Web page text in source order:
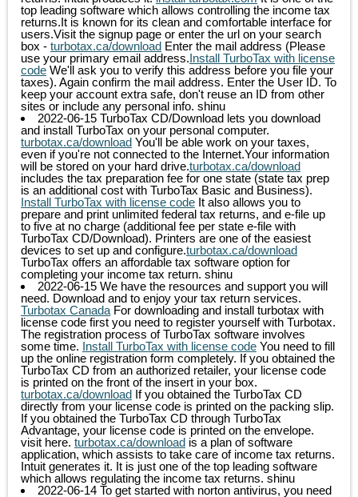
top leading software which allows controlling the income tax
returns.It is known for its clean and comfortable interface for
users.Visit the signup page or enter the url on your search
box - turbotax.ca/download Enter the mail address (Please
use your primary email address.Install TurboTax with license
code We'll ask you to verify this address before you file your
taxes). Again confirm the mail address. Enter the User ID. To
keep your account extra safe, don't reuse an ID from other
sites or include any personal info. shinu
2022-06-15 TurboTax CD/Download lets you download
and install TurboTax on your personal computer.
turbotax.ca/download You'll be able work on your taxes,
even if you're not connected to the Internet.Your information
will be stored on your hard drive.turbotax.ca/download
includes the tax preparation fee for one state (state tax prep
is an additional cost with TurboTax Basic and Business).
Install TurboTax with license code It also allows you to
prepare and print unlimited federal tax returns, and e-file up
to five at no charge (additional fee per state e-file with
TurboTax CD/Download). Printers are one of the easiest
devices to set up and configure.turbotax.ca/download
TurboTax offers an affordable tax software option for
completing your income tax return. shinu
2022-06-15 We have the resources and support you will
need. Download and to enjoy your tax return services.
Turbotax Canada For downloading and install turbotax with
license code first you need to register yourself with Turbotax.
The registration process of TurboTax software involves
some time. Install TurboTax with license code You need to fill
up the online registration form completely. If you obtained the
TurboTax CD from an authorized retailer, your license code
is printed on the front of the insert in your box.
turbotax.ca/download If you obtained the TurboTax CD
directly from your license code is printed on the packing slip.
If you obtained the TurboTax CD through TurboTax
Advantage, your license code is printed on the envelope.
visit here. turbotax.ca/download is a plan of software
application, which assists to take care of income tax returns.
Intuit generates it. It is just one of the top leading software
which allows regulating the income tax returns. shinu
2022-06-14 To get started with norton antivirus, you need